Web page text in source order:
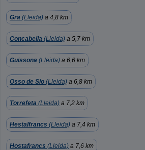
Gra (Lleida) a 4,8 km
Concabella (Lleida) a 5,7 km
Guissona (Lleida) a 6,6 km
Osso de Sio (Lleida) a 6,8 km
Torrefeta (Lleida) a 7,2 km
Hestalfrancs (Lleida) a 7,4 km
Hostafrancs (Lleida) a 7,6 km